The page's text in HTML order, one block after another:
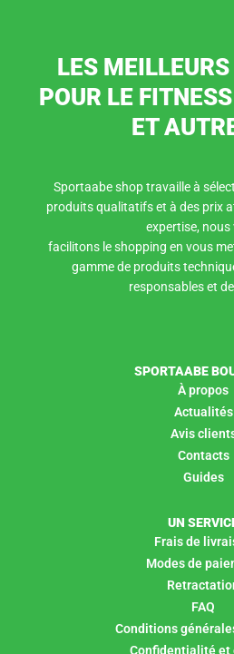
LES
POUR LE
ET
Sportaabe shop travaille à
produits qualitatifs et à des prix
expertise, nous
facilitons le shopping en vous
gamme de produits
responsables et
SPORTAABE
À propos
Actualités
Avis
Contacts
Guides
UN
Frais de
Modes de
FAQ
Conditions
Confidentialité et